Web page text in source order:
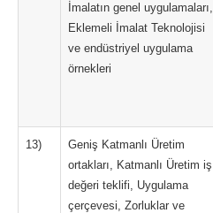
İmalatın genel uygulamaları,
Eklemeli İmalat Teknolojisi
ve endüstriyel uygulama
örnekleri
13)
Geniş Katmanlı Üretim
ortakları, Katmanlı Üretim iş
değeri teklifi, Uygulama
çerçevesi, Zorluklar ve